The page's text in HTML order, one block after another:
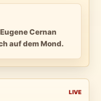
Cernan
auf dem Mond.
LIVE